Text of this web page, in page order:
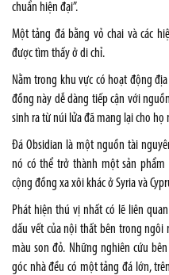
chuẩn hiện đại”.
Một tảng đá bằng vỏ chai và các
được tìm thấy ở di chỉ.
Nằm trong khu vực có hoạt động
đồng này dễ dàng tiếp cận với
sinh ra từ núi lửa đã mang lại cho họ
Đá Obsidian là một nguồn tài
nó có thể trở thành một sản
cộng đồng xa xôi khác ởSyriavà
Phát hiện thú vị nhất có lẽ liên
dấu vết của nội thất bên trong ngôi
màu son đỏ. Những nghiên cứu
góc nhà đều có một tảng đá lớn,